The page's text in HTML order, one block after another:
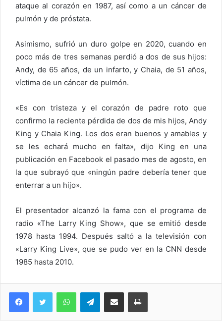
ataque al corazón en 1987, así como a un cáncer de
pulmón y de próstata.
Asimismo, sufrió un duro golpe en 2020, cuando en
poco más de tres semanas perdió a dos de sus hijos:
Andy, de 65 años, de un infarto, y Chaia, de 51 años,
víctima de un cáncer de pulmón.
«Es con tristeza y el corazón de padre roto que
confirmo la reciente pérdida de dos de mis hijos, Andy
King y Chaia King. Los dos eran buenos y amables y
se les echará mucho en falta», dijo King en una
publicación en Facebook el pasado mes de agosto, en
la que subrayó que «ningún padre debería tener que
enterrar a un hijo».
El presentador alcanzó la fama con el programa de
radio «The Larry King Show», que se emitió desde
1978 hasta 1994. Después saltó a la televisión con
«Larry King Live», que se pudo ver en la CNN desde
1985 hasta 2010.
WhatsAppTelegramCompartir via Email Imprimi